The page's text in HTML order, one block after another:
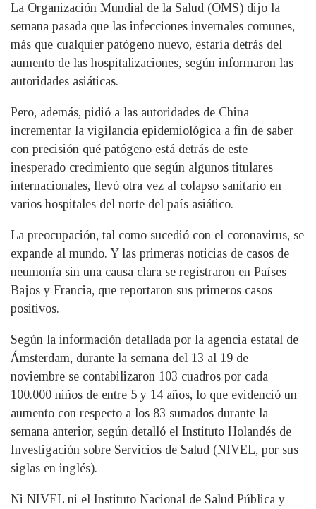
La Organización Mundial de la Salud (OMS) dijo la
semana pasada que las infecciones invernales comunes,
más que cualquier patógeno nuevo, estaría detrás del
aumento de las hospitalizaciones, según informaron las
autoridades asiáticas.
Pero, además, pidió a las autoridades de China
incrementar la vigilancia epidemiológica a fin de saber
con precisión qué patógeno está detrás de este
inesperado crecimiento que según algunos titulares
internacionales, llevó otra vez al colapso sanitario en
varios hospitales del norte del país asiático.
La preocupación, tal como sucedió con el coronavirus, se
expande al mundo. Y las primeras noticias de casos de
neumonía sin una causa clara se registraron en Países
Bajos y Francia, que reportaron sus primeros casos
positivos.
Según la información detallada por la agencia estatal de
Ámsterdam, durante la semana del 13 al 19 de
noviembre se contabilizaron 103 cuadros por cada
100.000 niños de entre 5 y 14 años, lo que evidenció un
aumento con respecto a los 83 sumados durante la
semana anterior, según detalló el Instituto Holandés de
Investigación sobre Servicios de Salud (NIVEL, por sus
siglas en inglés).
Ni NIVEL ni el Instituto Nacional de Salud Pública y